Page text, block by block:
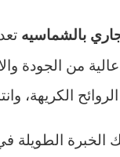
بالشماسيه
عالية من الجودة
الكريهة،
الخبرة